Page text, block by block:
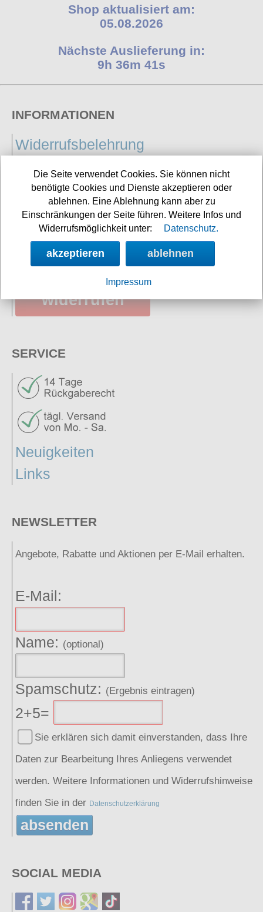
Shop aktualisiert am:
05.08.2026
Nächste Auslieferung in:
9h 36m 41s
INFORMATIONEN
Widerrufsbelehrung
Impressum/Kontakt
Versandkosten
Datenschutz
AGB
Vertrag
widerrufen
SERVICE
Neuigkeiten
Links
NEWSLETTER
Angebote, Rabatte und Aktionen per E-Mail erhalten.
E-Mail:
Name: (optional)
Spamschutz: (Ergebnis eintragen)
2+5=
Sie erklären sich damit einverstanden, dass Ihre
Daten zur Bearbeitung Ihres Anliegens verwendet
werden. Weitere Informationen und Widerrufshinweise
finden Sie in der Datenschutzerklärung
absenden
SOCIAL MEDIA
Die Seite verwendet Cookies. Sie können nicht
benötigte Cookies und Dienste akzeptieren oder
ablehnen. Eine Ablehnung kann aber zu
Einschränkungen der Seite führen. Weitere Infos und
Widerrufsmöglichkeit unter:
Datenschutz.
akzeptieren ablehnen
Impressum